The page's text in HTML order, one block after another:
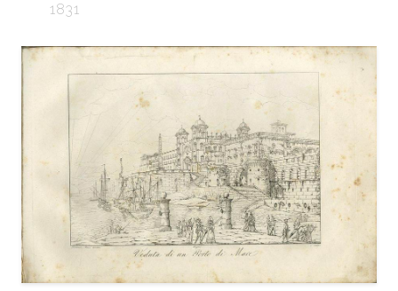
1831